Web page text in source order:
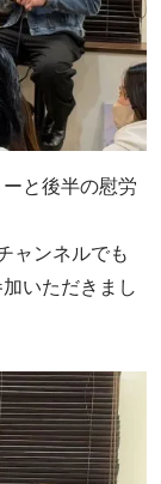
と後半の慰労
ャンネルでも
いただきまし